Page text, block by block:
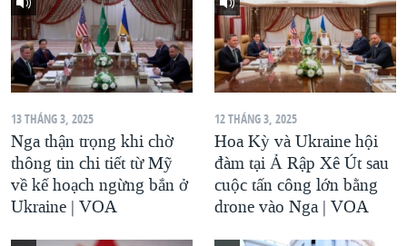
13 THÁNG 3, 2025
Nga thận trọng khi chờ
thông tin chi tiết từ Mỹ
về kế hoạch ngừng bắn ở
Ukraine | VOA
12 THÁNG 3, 2025
Hoa Kỳ và Ukraine hội
đàm tại Ả Rập Xê Út sau
cuộc tấn công lớn bằng
drone vào Nga | VOA